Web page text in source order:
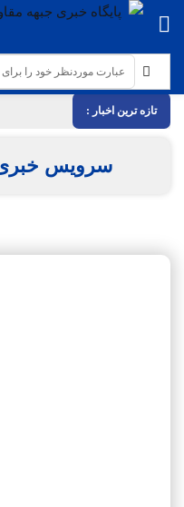
تازه ترین اخبار :
سرویس خبری